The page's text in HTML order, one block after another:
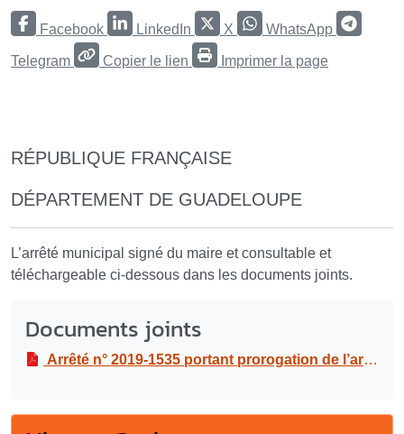
Facebook LinkedIn X WhatsApp
Telegram Copier le lien Imprimer la page
RÉPUBLIQUE FRANÇAISE
DÉPARTEMENT DE GUADELOUPE
L’arrêté municipal signé du maire et consultable et
téléchargeable ci-dessous dans les documents joints.
Documents joints
Arrêté n° 2019-1535 portant prorogation de l’arrêté n°2019-1076 Réglementant la circulation et le stationnement dans le cadre d’opération de renouvellement de canalisation de distribution et de reprise des branchements en eau potable, à route de Labouaye du 14/11/19 au 22/02/20